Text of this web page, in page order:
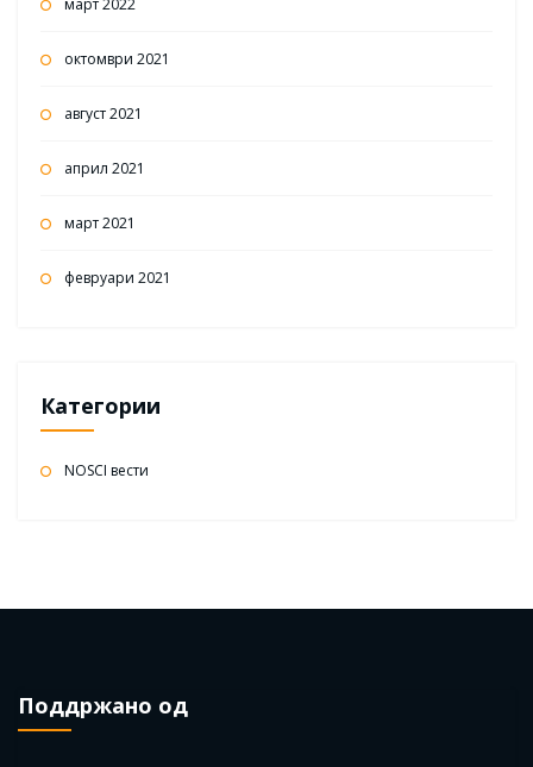
март 2022
октомври 2021
август 2021
април 2021
март 2021
февруари 2021
Категории
NOSCI вести
Поддржано од